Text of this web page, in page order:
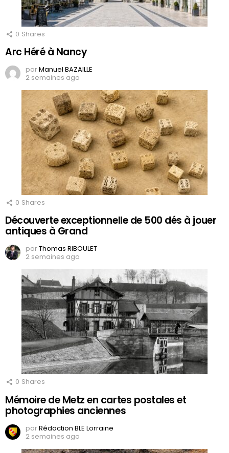
0 Shares
Arc Héré à Nancy
parManuel BAZAILLE
2 semaines ago
0 Shares
Découverte exceptionnelle de 500 dés à jouer
antiques à Grand
parThomas RIBOULET
2 semaines ago
0 Shares
Mémoire de Metz en cartes postales et
photographies anciennes
parRédaction BLE Lorraine
2 semaines ago